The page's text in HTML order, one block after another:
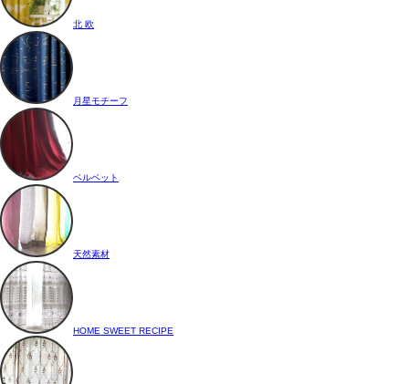
北 欧
月星モチーフ
ベルベット
天然素材
HOME SWEET RECIPE